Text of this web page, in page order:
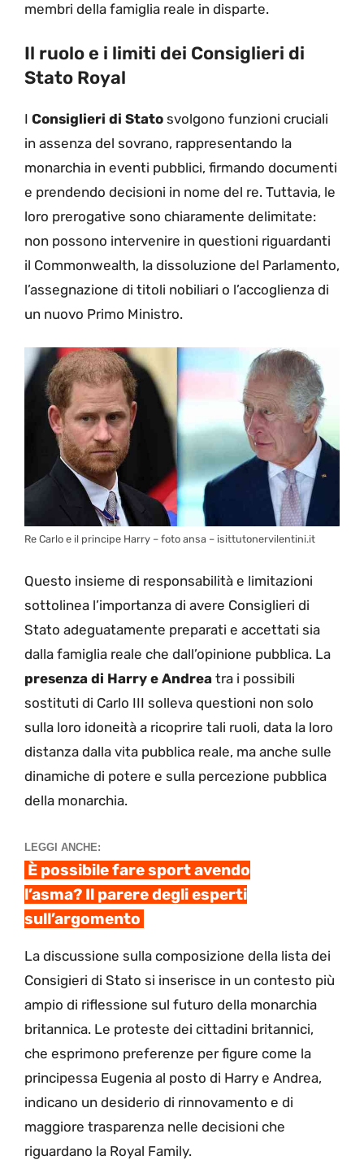
membri della famiglia reale in disparte.
Il ruolo e i limiti dei Consiglieri di
Stato Royal
I Consiglieri di Stato svolgono funzioni cruciali
in assenza del sovrano, rappresentando la
monarchia in eventi pubblici, firmando documenti
e prendendo decisioni in nome del re. Tuttavia, le
loro prerogative sono chiaramente delimitate:
non possono intervenire in questioni riguardanti
il Commonwealth, la dissoluzione del Parlamento,
l’assegnazione di titoli nobiliari o l’accoglienza di
un nuovo Primo Ministro.
Re Carlo e il principe Harry – foto ansa – isittutonervilentini.it
Questo insieme di responsabilità e limitazioni
sottolinea l’importanza di avere Consiglieri di
Stato adeguatamente preparati e accettati sia
dalla famiglia reale che dall’opinione pubblica. La
presenza di Harry e Andrea tra i possibili
sostituti di Carlo III solleva questioni non solo
sulla loro idoneità a ricoprire tali ruoli, data la loro
distanza dalla vita pubblica reale, ma anche sulle
dinamiche di potere e sulla percezione pubblica
della monarchia.
LEGGI ANCHE:
È possibile fare sport avendo
l’asma? Il parere degli esperti
sull’argomento
La discussione sulla composizione della lista dei
Consigieri di Stato si inserisce in un contesto più
ampio di riflessione sul futuro della monarchia
britannica. Le proteste dei cittadini britannici,
che esprimono preferenze per figure come la
principessa Eugenia al posto di Harry e Andrea,
indicano un desiderio di rinnovamento e di
maggiore trasparenza nelle decisioni che
riguardano la Royal Family.